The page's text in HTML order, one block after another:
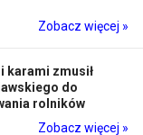
Zobacz więcej »
karami zmusił
do
rolników
Zobacz więcej »